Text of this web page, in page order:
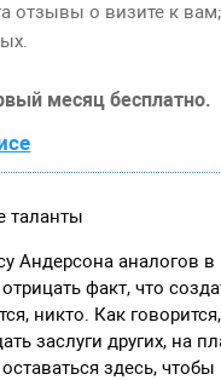
отзывы о визите к вам;
месяц бесплатно.
таланты
Андерсона аналогов
факт, что
никто. Как
заслуги других, на
здесь,